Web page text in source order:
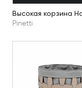
Высокая корзина
Pinetti